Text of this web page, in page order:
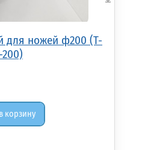
для ножей ф200 (T-
в корзину